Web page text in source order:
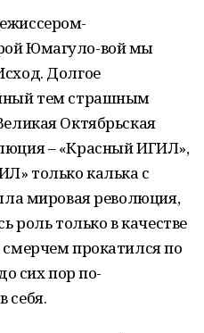
Юмагуло-вой мы
Долгое
тем страшным
Октябрьская
– «Красный ИГИЛ»,
только калька с
мировая революция,
роль только в качестве
прокатился по
сих пор по-
себя.